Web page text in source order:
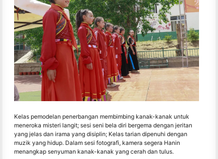
Kelas pemodelan penerbangan membimbing kanak-kanak untuk
meneroka misteri langit; sesi seni bela diri bergema dengan jeritan
yang jelas dan irama yang disiplin; Kelas tarian dipenuhi dengan
muzik yang hidup. Dalam sesi fotografi, kamera segera Hanin
menangkap senyuman kanak-kanak yang cerah dan tulus.